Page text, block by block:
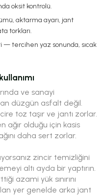
oksit kontrolü.
aktarma ayarı, jant
torkları.
— tercihen yaz sonunda, sıcak
ve sanayi
düzgün asfalt değil.
toz taşır ve jantı zorlar.
ağır olduğu için kasis
daha sert zorlar.
zincir temizliğini
altı ayda bir yaptırın.
azami yük sınırını
yer genelde arka jant